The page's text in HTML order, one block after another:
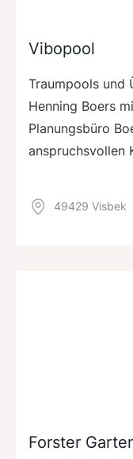
Vibopool
Traumpools und
Henning Boers
Planungsbüro
anspruchsvollen
49429 Visbek
Forster